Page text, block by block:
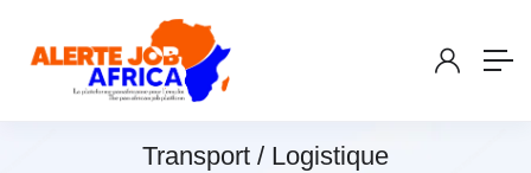
Transport / Logistique